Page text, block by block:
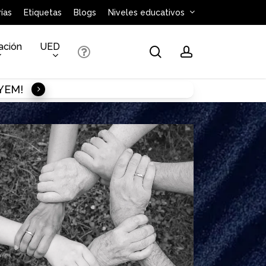
Etiquetas Blogs Niveles educativos
UED searchaccount